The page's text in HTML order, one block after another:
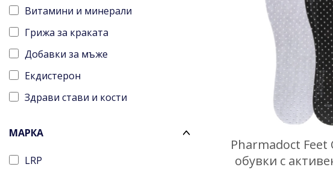
Витамини и минерали
Грижа за краката
Добавки за мъже
Екдистерон
Здрави стави и кости
Креатин
Л-Карнитин
МАРКА
LRP
Pharmadoct Feet
обувки с